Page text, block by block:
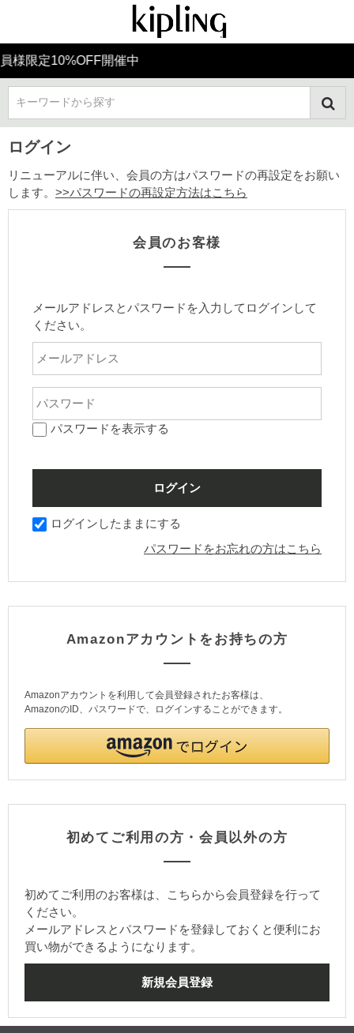
開催中
キーワードから探す
ログイン
リニューアルに伴い、会員の方はパスワードの再設定をお願い
します。 >>パスワードの再設定方法はこちら
会員のお客様
メールアドレスとパスワードを入力してログインして
ください。
パスワードを表示する
ログインしたままにする
パスワードをお忘れの方はこちら
Amazonアカウントをお持ちの方
Amazonアカウントを利用して会員登録されたお客様は、
AmazonのID、パスワードで、ログインすることができます。
初めてご利用の方・会員以外の方
初めてご利用のお客様は、こちらから会員登録を行って
ください。
メールアドレスとパスワードを登録しておくと便利にお
買い物ができるようになります。